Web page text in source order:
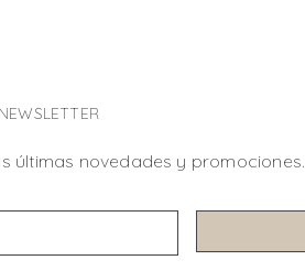
últimas novedades y promociones.